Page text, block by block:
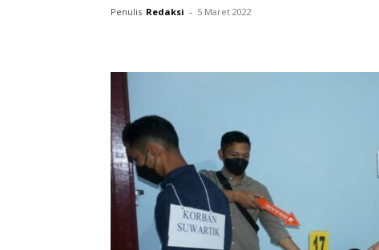
Penulis Redaksi - 5 Maret 2022